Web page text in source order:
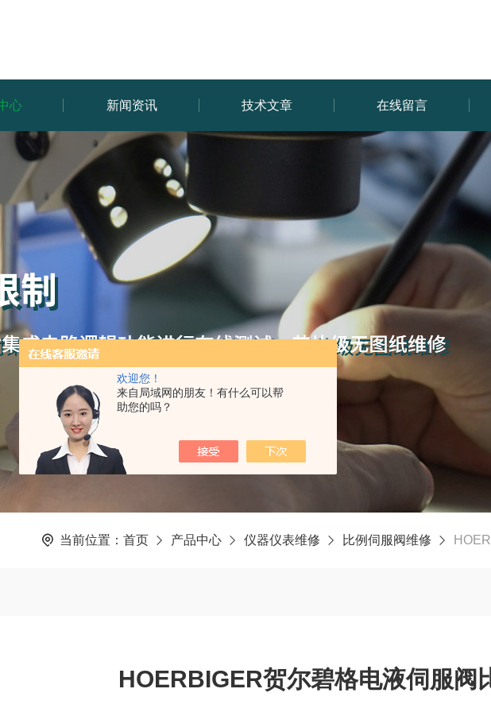
欢迎您！
来自局域网的朋友！有什么可以帮
助您的吗？
心 新闻资讯 技术文章 在线留言
当前位置： 首页 产品中心 仪器仪表维修 比例伺服阀维修
HOERBIGER贺尔碧格电液伺服阀